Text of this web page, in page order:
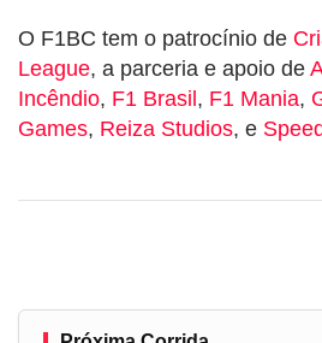
O F1BC tem o patrocínio de
League, a parceria e apoio de
Incêndio, F1 Brasil, F1 Mania,
Games, Reiza Studios, e